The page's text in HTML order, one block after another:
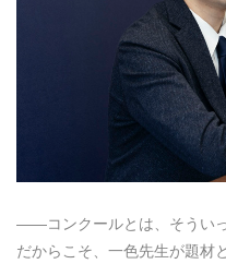
――コンクールとは、そうい
だからこそ、一色先生が題材